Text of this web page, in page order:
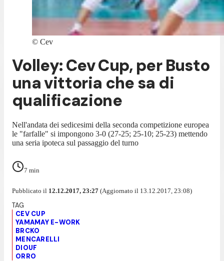
© Cev
Volley: Cev Cup, per Busto
una vittoria che sa di
qualificazione
Nell'andata dei sedicesimi della seconda competizione europea
le "farfalle" si impongono 3-0 (27-25; 25-10; 25-23) mettendo
una seria ipoteca sul passaggio del turno
7 min
Pubblicato il 12.12.2017, 23:27 (Aggiornato il 13.12.2017, 23:08)
CEV CUP
YAMAMAY E-WORK
BRCKO
MENCARELLI
DIOUF
ORRO